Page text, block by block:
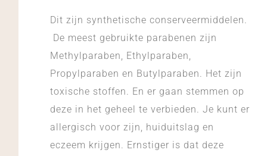
Dit zijn synthetische conserveermiddelen.
De meest gebruikte parabenen zijn
Methylparaben, Ethylparaben,
Propylparaben en Butylparaben. Het zijn
toxische stoffen. En er gaan stemmen op
deze in het geheel te verbieden. Je kunt er
allergisch voor zijn, huiduitslag en
eczeem krijgen. Ernstiger is dat deze